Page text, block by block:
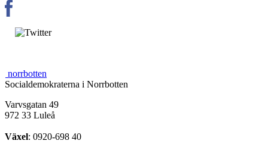
norrbotten
Socialdemokraterna i Norrbotten
Varvsgatan 49
972 33 Luleå
Växel: 0920-698 40